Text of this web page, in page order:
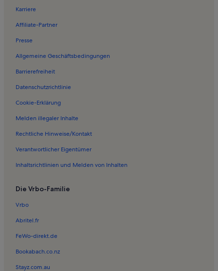
Ferienwohnungen in Juist
Ferienwohnungen in Norddeich
Ferienwohnungen in Brookmerland
Ferienwohnungen in Mittelmarsch
Ferienwohnungen in Halbemond
Ferienwohnungen in Osteel
Ferienwohnungen in Süderneuland I
Ferienwohnungen in Berumbur
Ferienwohnungen in Mühlmuseum Dike
Ferienwohnungen in Neuwesteel
Ferienunterkünfte nahe Norden Station
Ferienwohnungen in Westermarsch Zwei
Ferienwohnungen in Old City Hall
Ferienwohnungen in Schottjer Dreesche
Ferienwohnungen in Hage
Karriere
Affiliate-Partner
Presse
Allgemeine Geschäftsbedingungen
Barrierefreiheit
Datenschutzrichtlinie
Cookie-Erklärung
Melden illegaler Inhalte
Rechtliche Hinweise/Kontakt
Verantwortlicher Eigentümer
Inhaltsrichtlinien und Melden von Inhalten
Die Vrbo-Familie
Vrbo
Abritel.fr
FeWo-direkt.de
Bookabach.co.nz
Stayz.com.au